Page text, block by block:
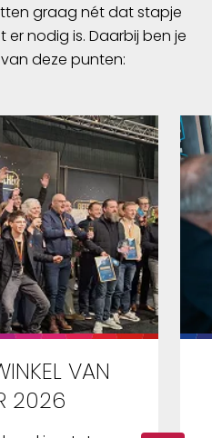
graag nét dat stapje
nodig is. Daarbij ben je
deze punten:
VAN
2026